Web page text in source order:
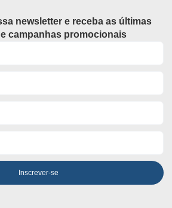
newsletter e receba as últimas
campanhas promocionais
Inscrever-se